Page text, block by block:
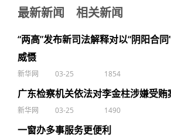
最新新闻 相关新闻
“两高”发布新司法解释对以“阴阳合
威慑
新华网 03-25 1854
广东检察机关依法对李金柱涉嫌受贿
新华网 03-25 1490
一窗办多事服务更便利